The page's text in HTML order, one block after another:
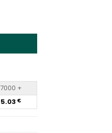
7000 +
5.03 €